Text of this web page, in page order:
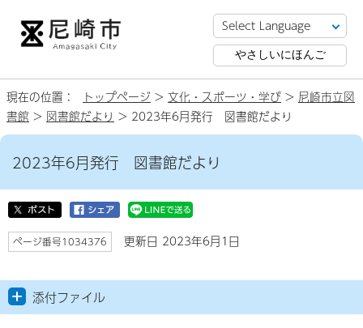
やさしいにほんご
現在の位置： トップページ > 文化・スポーツ・学び > 尼崎市立図
書館 > 図書館だより > 2023年6月発行 図書館だより
2023年6月発行 図書館だより
ページ番号1034376 更新日 2023年6月1日
添付ファイル